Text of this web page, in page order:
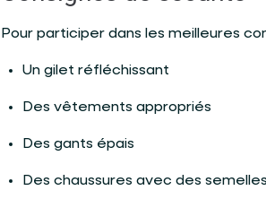
Pour participer dans les meilleures
Un gilet réfléchissant
Des vêtements appropriés
Des gants épais
Des chaussures avec des